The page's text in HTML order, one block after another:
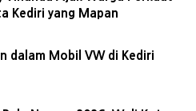
Kediri yang Mapan
dalam Mobil VW di Kediri